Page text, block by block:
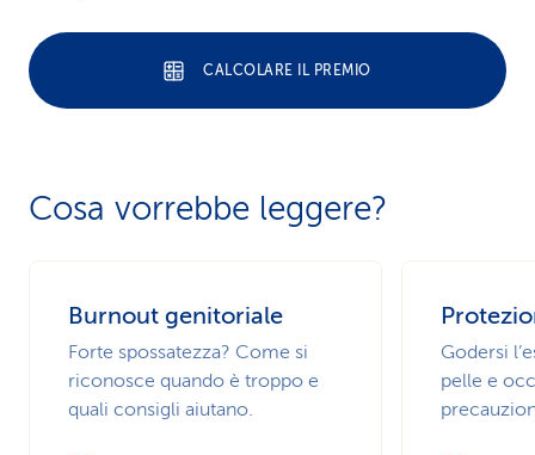
CALCOLARE IL PREMIO
Cosa vorrebbe leggere?
Burnout genitoriale
Forte spossatezza? Come si
riconosce quando è troppo e
quali consigli aiutano.
Godersi
pelle e